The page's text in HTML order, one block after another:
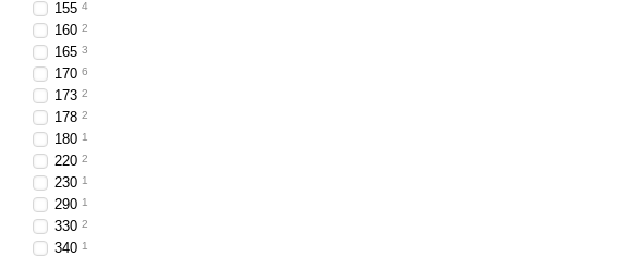
155 4
160 2
165 3
170 6
173 2
178 2
180 1
220 2
230 1
290 1
330 2
340 1